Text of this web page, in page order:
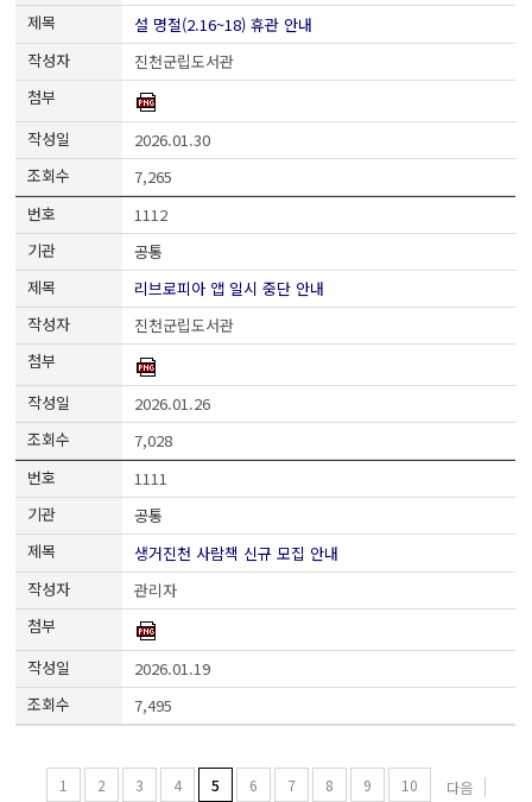
설 명절(2.16~18) 휴관 안내
진천군립도서관
2026.01.30
7,265
1112
공통
리브로피아 앱 일시 중단 안내
진천군립도서관
2026.01.26
7,028
1111
공통
생거진천 사람책 신규 모집 안내
관리자
2026.01.19
7,495
1 2 3 4 5 6 7 8 9 10
다음